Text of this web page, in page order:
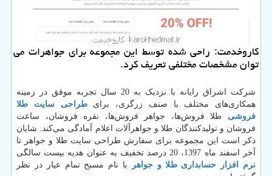
كاروخدمت: راحی شده توسط این مجموعه برای جواهرات می
‌توان مشخصات مختلفی تعریف كرد.
شرکت اشراق رایانه با نزدیک به 20 سال تجربه موفق در زمینه
همکاری‌های مختلف با صنف زرگری، برایطراحی سایت طلا
فروشی طلا فروش‌ها، جواهر فروش‌ها، نقره فروشان، ساعت
فروشان و تولیدکنندگان طلا و جواهرآلات اعلام آمادگی می‌کند. شایان
ذکر است این مجموعه برای سفارش طراحی سایت طلا و جواهر تا
آخر اسفند ماه 1397، 20 درصد تخفیف به عنوان هدیه بیست سالگی
نرم افزار حسابداری طلا و جواهر با نام مسبح تمام عیار در نظر